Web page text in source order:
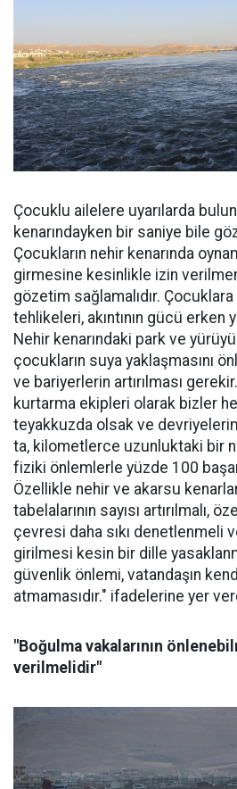
Çocuklu ailelere uyarılarda
kenarındayken bir saniye bile
Çocukların nehir kenarında
girmesine kesinlikle izin
gözetim sağlamalıdır.
tehlikeleri, akıntının gücü erken
Nehir kenarındaki park ve
çocukların suya yaklaşmasını
ve bariyerlerin artırılması
kurtarma ekipleri olarak bizler
teyakkuzda olsak ve
ta, kilometlerce uzunluktaki bir
fiziki önlemlerle yüzde 100
Özellikle nehir ve akarsu
tabelalarının sayısı artırılmalı,
çevresi daha sıkı denetlenmeli
girilmesi kesin bir dille
güvenlik önlemi, vatandaşın
atmamasıdır." ifadelerine yer
"Boğulma vakalarının
verilmelidir"